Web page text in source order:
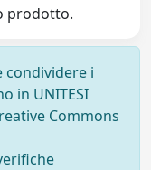
prodotto.
condividere i
in UNITESI
Commons